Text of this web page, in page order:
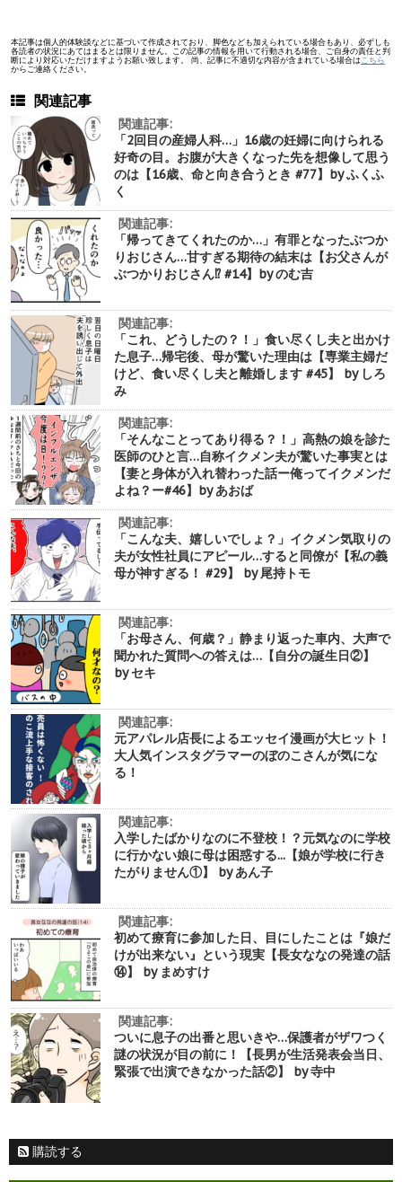
本記事は個人的体験談などに基づいて作成されており、脚色なども加えられている場合もあり、必ずしも
各読者の状況にあてはまるとは限りません。この記事の情報を用いて行動される場合、ご自身の責任と判
断により対応いただけますようお願い致します。 尚、記事に不適切な内容が含まれている場合は こちら
からご連絡ください。
関連記事
関連記事:
「2回目の産婦人科…」16歳の妊婦に向けられる
好奇の目。お腹が大きくなった先を想像して思う
のは【16歳、命と向き合うとき #77】by ふくふ
く
関連記事:
「帰ってきてくれたのか…」有罪となったぶつか
りおじさん…甘すぎる期待の結末は【お父さんが
ぶつかりおじさん⁉︎ #14】by のむ吉
関連記事:
「これ、どうしたの？！」食い尽くし夫と出かけ
た息子…帰宅後、母が驚いた理由は【専業主婦だ
けど、食い尽くし夫と離婚します #45】 by しろ
み
関連記事:
「そんなことってあり得る？！」高熱の娘を診た
医師のひと言…自称イクメン夫が驚いた事実とは
【妻と身体が入れ替わった話ー俺ってイクメンだ
よね？ー#46】by あおば
関連記事:
「こんな夫、嬉しいでしょ？」イクメン気取りの
夫が女性社員にアピール…すると同僚が【私の義
母が神すぎる！ #29】 by 尾持トモ
関連記事:
「お母さん、何歳？」静まり返った車内、大声で
聞かれた質問への答えは…【自分の誕生日②】
by セキ
関連記事:
元アパレル店長によるエッセイ漫画が大ヒット！
大人気インスタグラマーのぼのこさんが気にな
る！
関連記事:
入学したばかりなのに不登校！？元気なのに学校
に行かない娘に母は困惑する...【娘が学校に行き
たがりません①】 by あん子
関連記事:
初めて療育に参加した日、目にしたことは『娘だ
けが出来ない』という現実【長女ななの発達の話
⑭】 by まめすけ
関連記事:
ついに息子の出番と思いきや…保護者がザワつく
謎の状況が目の前に！【長男が生活発表会当日、
緊張で出演できなかった話②】 by 寺中
購読する